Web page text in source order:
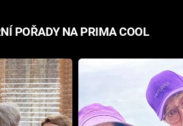
POŘADY NA PRIMA COOL